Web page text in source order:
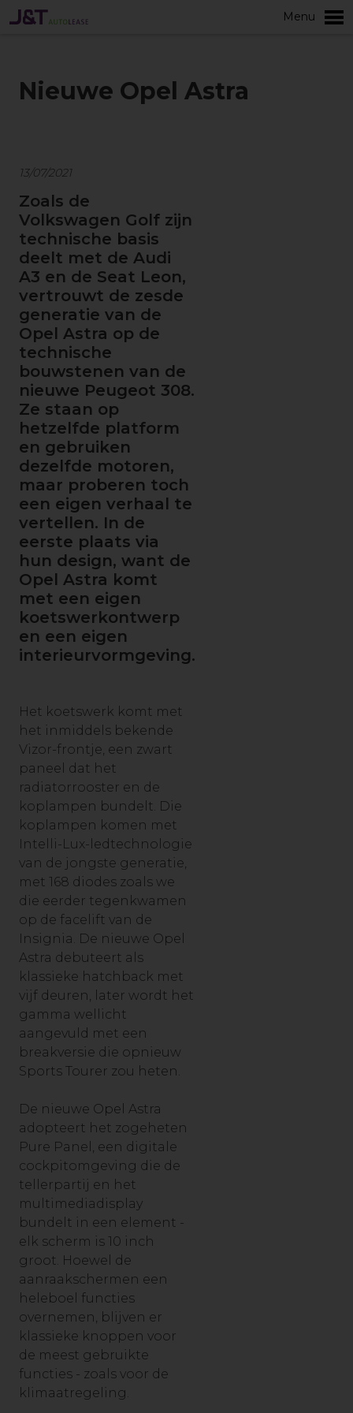
Menu
Nieuwe Opel Astra
13/07/2021
Zoals de
Volkswagen Golf zijn
technische basis
deelt met de Audi
A3 en de Seat Leon,
vertrouwt de zesde
generatie van de
Opel Astra op de
technische
bouwstenen van de
nieuwe Peugeot 308.
Ze staan op
hetzelfde platform
en gebruiken
dezelfde motoren,
maar proberen toch
een eigen verhaal te
vertellen. In de
eerste plaats via
hun design, want de
Opel Astra komt
met een eigen
koetswerkontwerp
en een eigen
interieurvormgeving.
Het koetswerk komt met
het inmiddels bekende
Vizor-frontje, een zwart
paneel dat het
radiatorrooster en de
koplampen bundelt. Die
koplampen komen met
Intelli-Lux-ledtechnologie
van de jongste generatie,
met 168 diodes zoals we
die eerder tegenkwamen
op de facelift van de
Insignia. De nieuwe Opel
Astra debuteert als
klassieke hatchback met
vijf deuren, later wordt het
gamma wellicht
aangevuld met een
breakversie die opnieuw
Sports Tourer zou heten.
De nieuwe Opel Astra
adopteert het zogeheten
Pure Panel, een digitale
cockpitomgeving die de
tellerpartij en het
multimediadisplay
bundelt in een element -
elk scherm is 10 inch
groot. Hoewel de
aanraakschermen een
heleboel functies
overnemen, blijven er
klassieke knoppen voor
de meest gebruikte
functies - zoals voor de
klimaatregeling.